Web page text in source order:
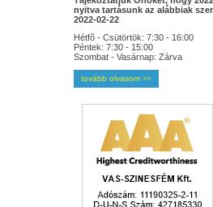
nyitva tartásunk az alábbiak
2022-02-22
Hétfõ - Csütörtök: 7:30 - 16:00
Péntek: 7:30 - 15:00
Szombat - Vasárnap: Zárva
tovább olvasom >>